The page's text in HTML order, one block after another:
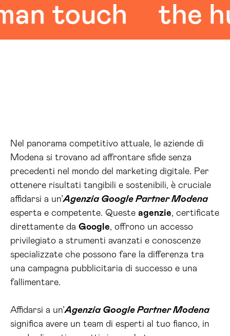
touch the
Nel panorama competitivo attuale, le aziende di
Modena si trovano ad affrontare sfide senza
precedenti nel mondo del marketing digitale. Per
ottenere risultati tangibili e sostenibili, è cruciale
affidarsi a un’Agenzia Google Partner Modena
esperta e competente. Queste agenzie, certificate
direttamente da Google, offrono un accesso
privilegiato a strumenti avanzati e conoscenze
specializzate che possono fare la differenza tra
una campagna pubblicitaria di successo e una
fallimentare.
Affidarsi a un’Agenzia Google Partner Modena
significa avere un team di esperti al tuo fianco, in